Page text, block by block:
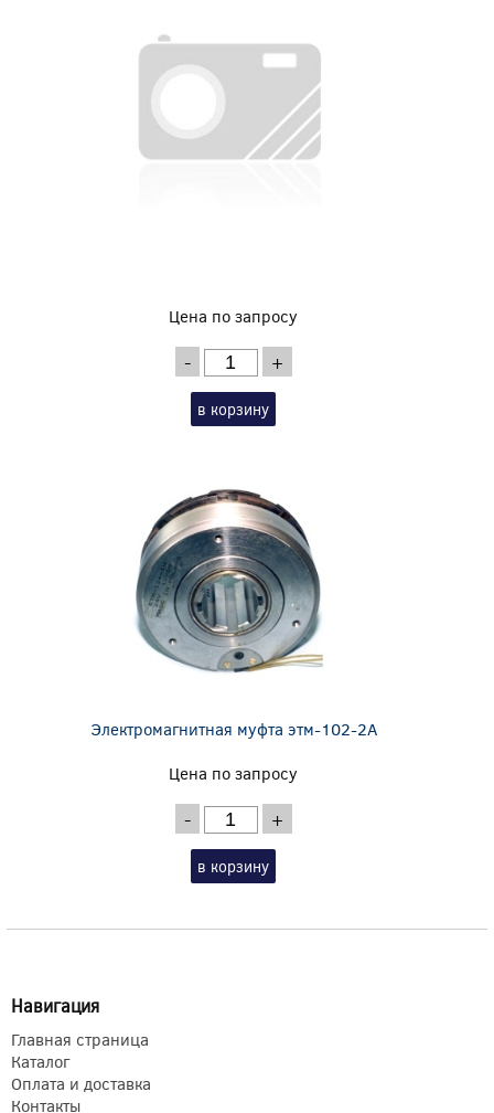
Цена по запросу
- +
в корзину
Электромагнитная муфта этм-102-2А
Цена по запросу
- +
в корзину
Навигация
Главная страница
Каталог
Оплата и доставка
Контакты